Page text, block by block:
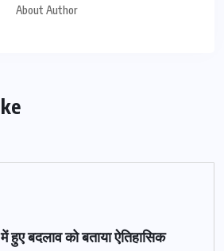
About Author
हुए बदलाव को बताया ऐतिहासिक